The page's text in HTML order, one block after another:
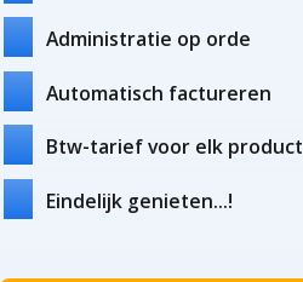
Administratie op orde
Automatisch factureren
Btw-tarief voor elk product
Eindelijk genieten...!